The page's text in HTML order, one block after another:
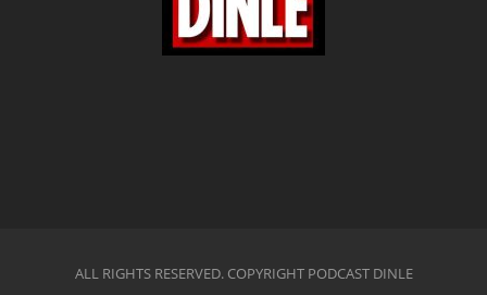
ALL RIGHTS RESERVED. COPYRIGHT PODCAST DINLE